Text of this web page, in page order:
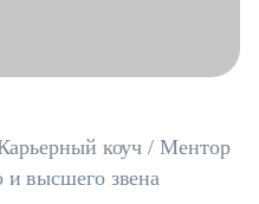
коуч / Ментор
и высшего звена